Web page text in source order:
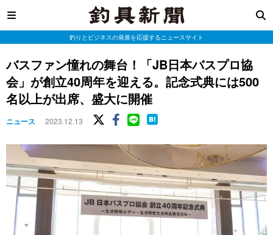
釣りとビジネスの発展を応援するニュースサイト
バスファン憧れの舞台！「JB日本バスプロ協
会」が創立40周年を迎える。記念式典には500
名以上が出席、盛大に開催
ニュース 2023.12.13